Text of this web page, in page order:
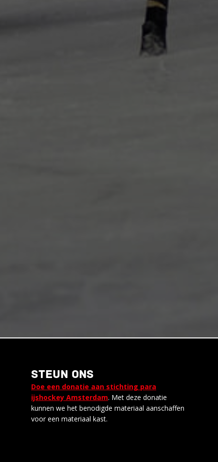
STEUN ONS
Doe een donatie aan stichting para
ijshockey Amsterdam. Met deze donatie
kunnen we het benodigde materiaal aanschaffen
voor een materiaal kast.